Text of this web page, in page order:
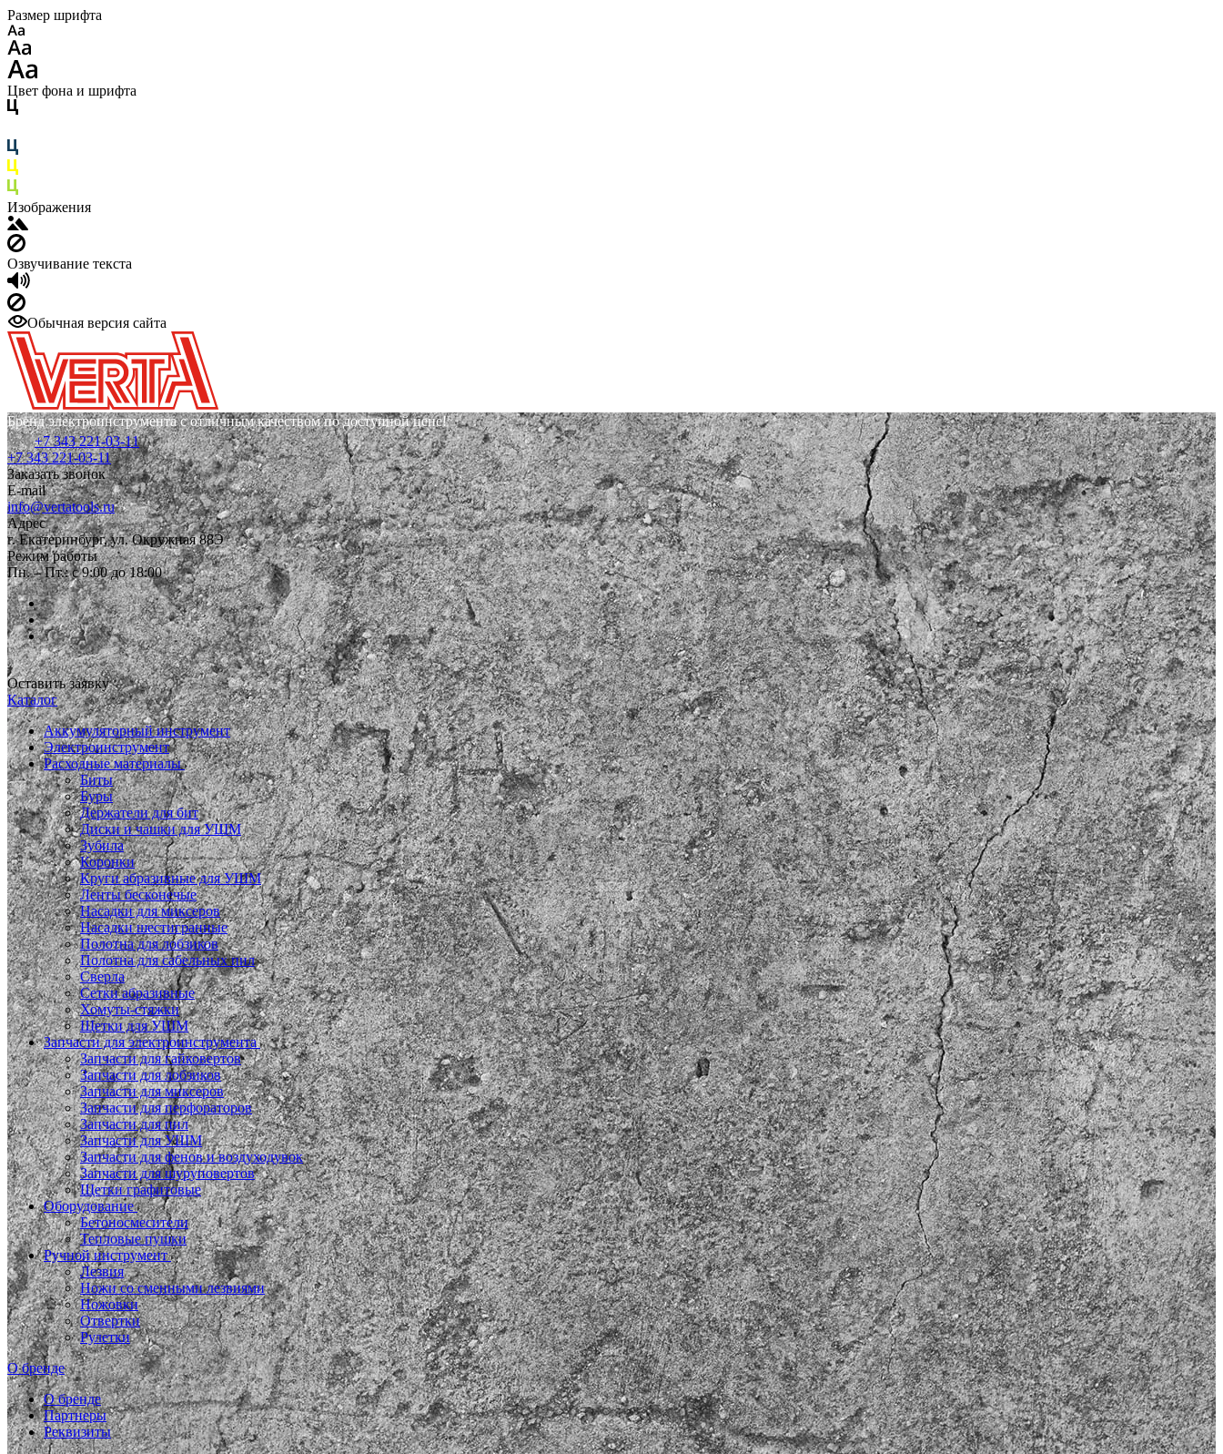
Размер шрифта
Цвет фона и шрифта
Изображения
Озвучивание текста
Обычная версия сайта
Бренд электроинструмента с отличным качеством по доступной цене!
+7 343 221-03-11
+7 343 221-03-11
Заказать звонок
E-mail
info@vertatools.ru
Адрес
г. Екатеринбург, ул. Окружная 88Э
Режим работы
Пн. – Пт.: с 9:00 до 18:00
Оставить заявку
Каталог
Аккумуляторный инструмент
Электроинструмент
Расходные материалы
Биты
Буры
Держатели для бит
Диски и чашки для УШМ
Зубила
Коронки
Круги абразивные для УШМ
Ленты бесконечые
Насадки для миксеров
Насадки шестигранные
Полотна для лобзиков
Полотна для сабельных пил
Сверла
Сетки абразивные
Хомуты-стяжки
Щетки для УШМ
Запчасти для электроинструмента
Запчасти для гайковертов
Запчасти для лобзиков
Запчасти для миксеров
Запчасти для перфораторов
Запчасти для пил
Запчасти для УШМ
Запчасти для фенов и воздуходувок
Запчасти для шуруповертов
Щетки графитовые
Оборудование
Бетоносмесители
Тепловые пушки
Ручной инструмент
Лезвия
Ножи со сменными лезвиями
Ножовки
Отвертки
Рулетки
О бренде
О бренде
Партнеры
Реквизиты